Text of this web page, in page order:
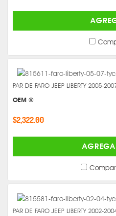
PAR DE FARO JEEP LIBERTY 2005-
OEM ®
$2,322.00
PAR DE FARO JEEP LIBERTY 2002-